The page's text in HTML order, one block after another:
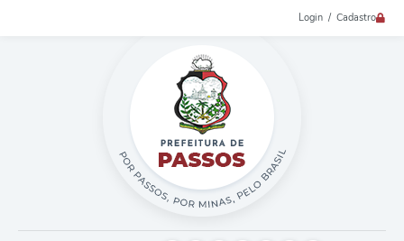
Login / Cadastro